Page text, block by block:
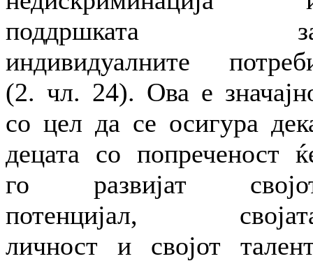
поддршката
индивидуалните
(2. чл. 24). Ова е
со цел да се осигура
децата со попреченост
го развијат
потенцијал,
личност и својот